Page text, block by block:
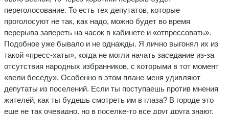
переголосование. То есть тех депутатов, которые
проголосуют не так, как надо, можно будет во время
перерыва запереть на часок в кабинете и «отпрессовать».
Подобное уже бывало и не однажды. Я лично выгонял их из
такой «пресс-хаты», когда не могли начать заседание из-за
отсутствия народных избранников, с которыми в тот момент
«вели беседу». Особенно в этом плане меня удивляют
депутаты из поселений. Если ты поступаешь против мнения
жителей, как ты будешь смотреть им в глаза? В городе это
еще не так очевидно, но в поселке-то все друг друга знают.